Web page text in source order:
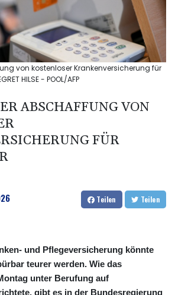
von kostenloser Krankenversicherung für
HILSE - POOL/AFP
ABSCHAFFUNG VON
FÜR
Teilen Teilen
und Pflegeversicherung könnte
teurer werden. Wie das
unter Berufung auf
gibt es in der Bundesregierung